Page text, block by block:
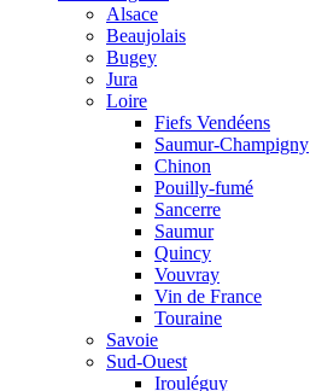
Alsace
Beaujolais
Bugey
Jura
Loire
Fiefs Vendéens
Saumur-Champigny
Chinon
Pouilly-fumé
Sancerre
Saumur
Quincy
Vouvray
Vin de France
Touraine
Savoie
Sud-Ouest
Irouléguy